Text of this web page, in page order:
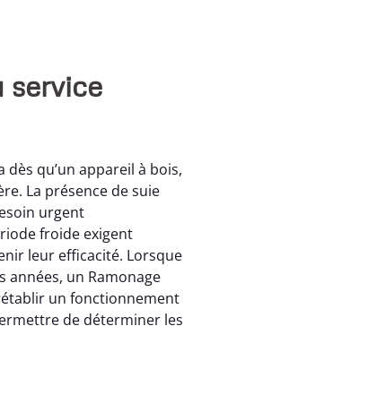
service
dès qu’un appareil à bois,
La présence de suie
urgent
froide exigent
leur efficacité. Lorsque
années, un Ramonage
un fonctionnement
de déterminer les